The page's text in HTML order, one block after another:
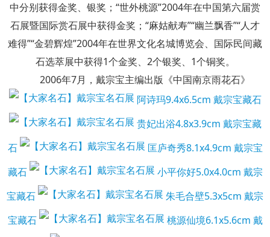
中分别获得金奖、银奖；“世外桃源”2004年在中国第六届赏
石展暨国际赏石展中获得金奖；“麻姑献寿”“幽兰飘香”“人才
难得”“金碧辉煌”2004年在世界文化名城博览会、国际民间藏
石选萃展中获得1个金奖、2个银奖、1个铜奖。
2006年7月，戴宗宝主编出版《中国南京雨花石》
阿诗玛9.4x6.5cm 戴宗宝藏石
贵妃出浴4.8x3.9cm 戴宗宝藏
石
匡庐奇秀8.1x4.9cm 戴宗宝
藏石
小平你好5.0x4.0cm 戴宗
宝藏石
朱毛合壁5.3x5cm 戴宗
宝藏石
桃源仙境6.1x5.6cm 戴